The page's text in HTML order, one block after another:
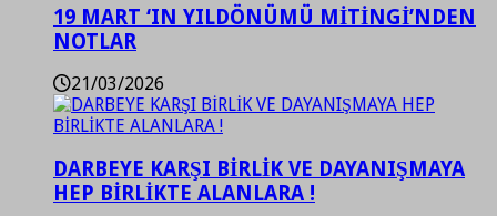
19 MART ‘IN YILDÖNÜMÜ MİTİNGİ’NDEN
NOTLAR
21/03/2026
DARBEYE KARŞI BİRLİK VE DAYANIŞMAYA
HEP BİRLİKTE ALANLARA !